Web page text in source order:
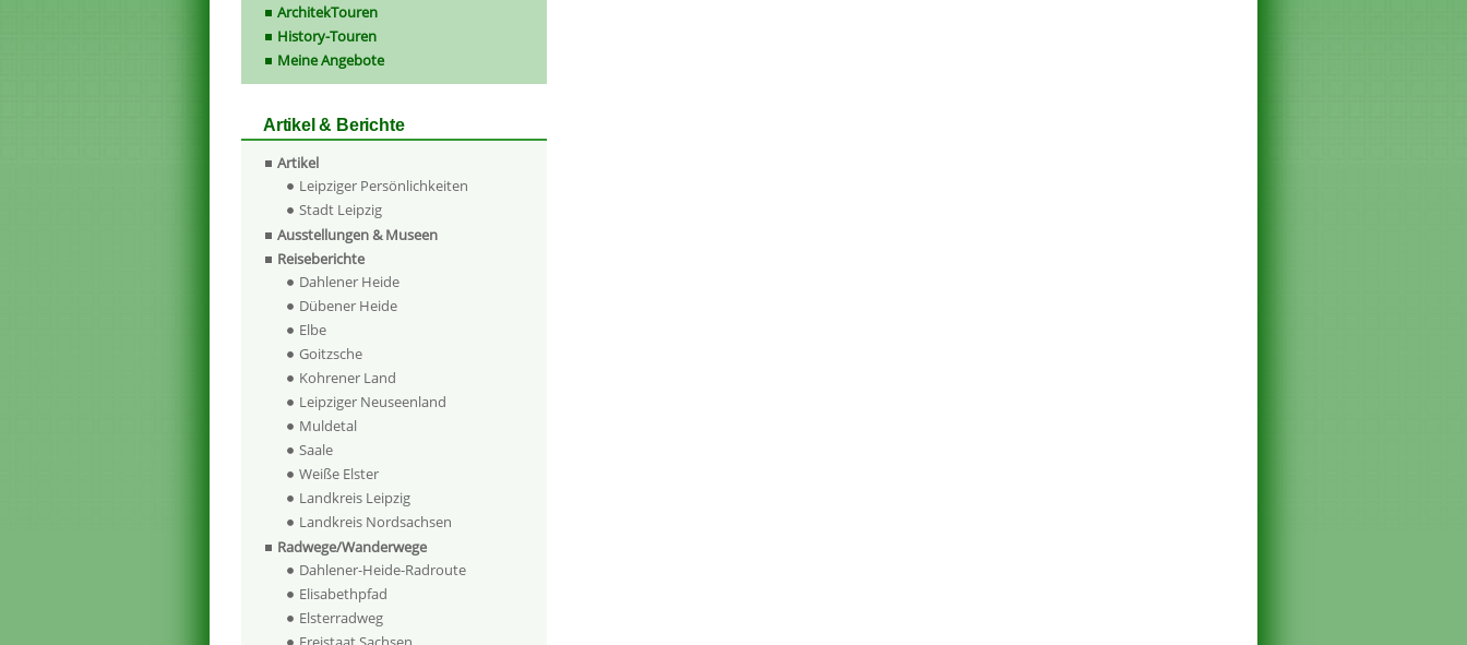
ArchitekTouren
History-Touren
Meine Angebote
Artikel & Berichte
Artikel
Leipziger Persönlichkeiten
Stadt Leipzig
Ausstellungen & Museen
Reiseberichte
Dahlener Heide
Dübener Heide
Elbe
Goitzsche
Kohrener Land
Leipziger Neuseenland
Muldetal
Saale
Weiße Elster
Landkreis Leipzig
Landkreis Nordsachsen
Radwege/Wanderwege
Dahlener-Heide-Radroute
Elisabethpfad
Elsterradweg